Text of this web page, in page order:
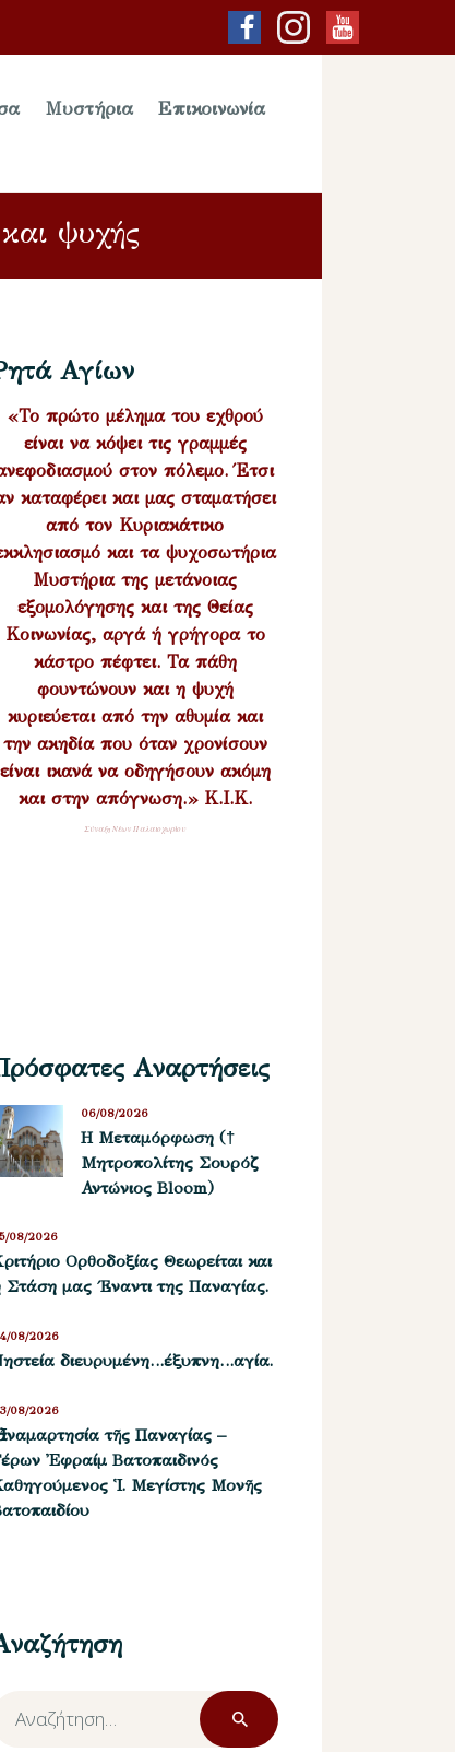
Μυστήρια Επικοινωνία
ψυχής
Αγίων
«Το πρώτο μέλημα του εχθρού
είναι να κόψει τις γραμμές
στον πόλεμο. Έτσι
καταφέρει και μας σταματήσει
από τον Κυριακάτικο
και τα ψυχοσωτήρια
Μυστήρια της μετάνοιας
εξομολόγησης και της Θείας
Κοινωνίας, αργά ή γρήγορα το
κάστρο πέφτει. Τα πάθη
φουντώνουν και η ψυχή
κυριεύεται από την αθυμία και
την ακηδία που όταν χρονίσουν
είναι ικανά να οδηγήσουν ακόμη
και στην απόγνωση.» Κ.Ι.Κ.
Σύναξη Νέων Παλαιοχωρίου
Αναρτήσεις
Η Μεταμόρφωση (†
Μητροπολίτης Σουρόζ
Αντώνιος Bloom)
06/08/2026
Oρθοδοξίας Θεωρείται και
Στάση μας ΄Εναντι της Παναγίας.
08/2026
διευρυμένη…έξυπνη…αγία.
08/2026
ἀναμαρτησία τῆς Παναγίας –
Ἐφραίμ Βατοπαιδινός
Ἱ. Μεγίστης Μονῆς
08/2026
Αναζήτηση
για: